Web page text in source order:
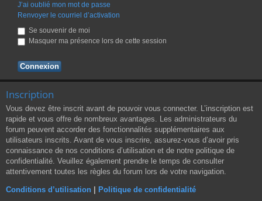
J’ai oublié mon mot de passe
Renvoyer le courriel d’activation
Se souvenir de moi
Masquer ma présence lors de cette session
Inscription
Vous devez être inscrit avant de pouvoir vous connecter. L’inscription est
rapide et vous offre de nombreux avantages. Les administrateurs du
forum peuvent accorder des fonctionnalités supplémentaires aux
utilisateurs inscrits. Avant de vous inscrire, assurez-vous d’avoir pris
connaissance de nos conditions d’utilisation et de notre politique de
confidentialité. Veuillez également prendre le temps de consulter
attentivement toutes les règles du forum lors de votre navigation.
Conditions d’utilisation Politique de confidentialité